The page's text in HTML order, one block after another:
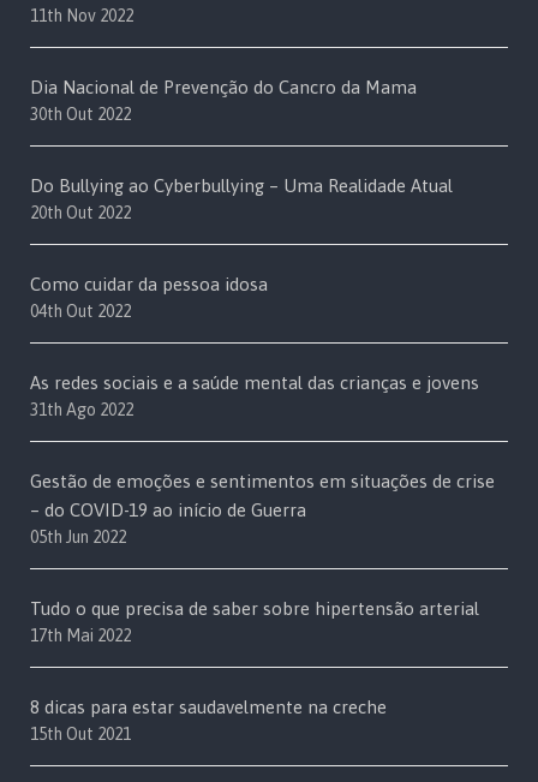
11th Nov 2022
Dia Nacional de Prevenção do Cancro da Mama
30th Out 2022
Do Bullying ao Cyberbullying – Uma Realidade Atual
20th Out 2022
Como cuidar da pessoa idosa
04th Out 2022
As redes sociais e a saúde mental das crianças e jovens
31th Ago 2022
Gestão de emoções e sentimentos em situações de crise
– do COVID-19 ao início de Guerra
05th Jun 2022
Tudo o que precisa de saber sobre hipertensão arterial
17th Mai 2022
8 dicas para estar saudavelmente na creche
15th Out 2021